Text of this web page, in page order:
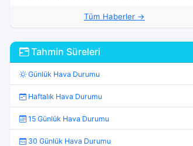
Tüm Haberler →
Tahmin Süreleri
Günlük Hava Durumu
Haftalık Hava Durumu
15 Günlük Hava Durumu
30 Günlük Hava Durumu